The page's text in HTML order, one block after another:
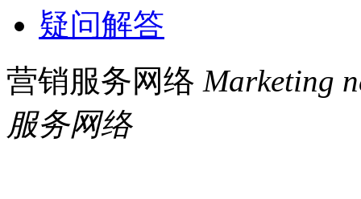
疑问解答
营销服务网络 Marketing
服务网络